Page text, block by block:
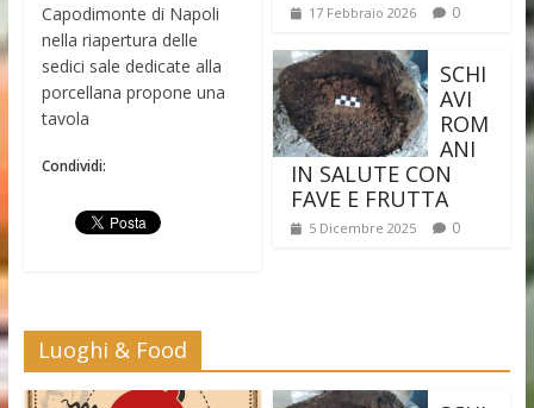
Capodimonte di Napoli
nella riapertura delle
sedici sale dedicate alla
porcellana propone una
tavola
Condividi:
17 Febbraio 2026 0
SCHI
AVI
ROM
ANI
IN SALUTE CON
FAVE E FRUTTA
5 Dicembre 2025 0
Luoghi & Food